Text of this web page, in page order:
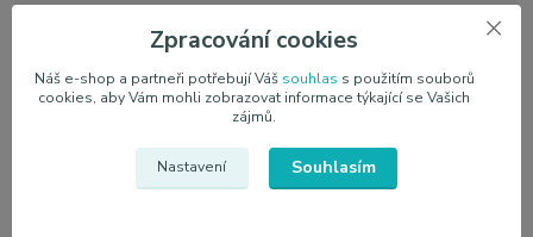
Ověřený zákazník
Přidáno 17. 05. 2024
kvalita komunikace
Zpracování cookies
Náš e-shop a partneři potřebují Váš souhlas s použitím souborů
cookies, aby Vám mohli zobrazovat informace týkající se Vašich
zájmů.
Nastavení Souhlasím